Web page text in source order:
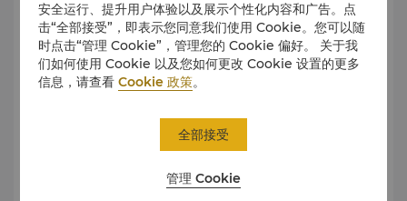
吉隆坡城中城公园
这座公园由 Roberto Burle Marx 设计，拥有占地 50 英亩的
对面，园内还有幻彩湖喷泉秀、鸟类保护区、小瀑布和六个拍
照地点等众多景点等您探索。
吉隆坡森林生态公园
吉隆坡森林生态公园是隐藏在市中心的一片雨林，也是马来西
亚历史悠久的永久森林保护区之一。游客有机会在这片别具一
了解更多
安全运行、提升用户体验以及展示个性化内容和广告。点
击“全部接受”，即表示您同意我们使用 Cookie。您可以随
时点击“管理 Cookie”，管理您的 Cookie 偏好。 关于我
们如何使用 Cookie 以及您如何更改 Cookie 设置的更多
信息，请查看Cookie 政策。
管理 Cookie
全部接受